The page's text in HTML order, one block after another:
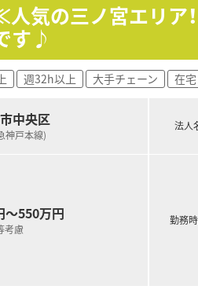
人気の三ノ宮エリ
す♪
週32h以上 大手チェーン 在宅
中央区
神戸本線)
～550万円
考慮
法人
勤務